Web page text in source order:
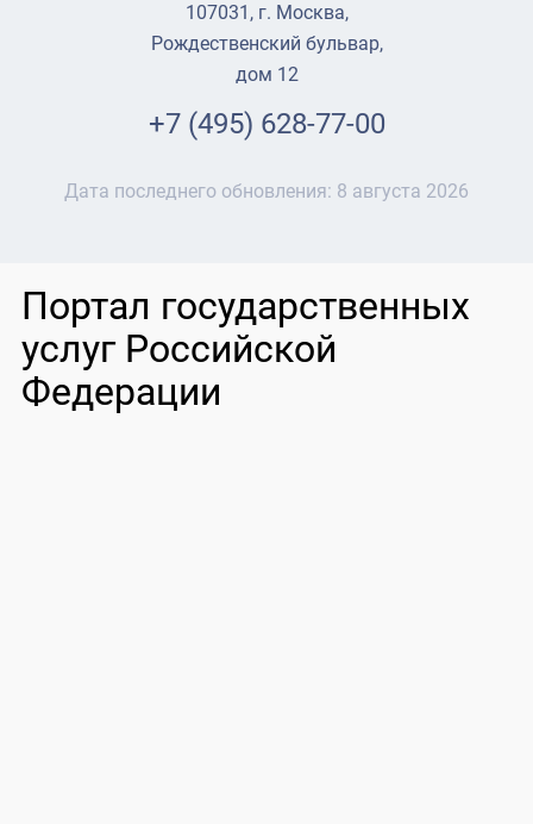
107031, г. Москва,
Рождественский бульвар,
дом 12
+7 (495) 628-77-00
Дата последнего обновления: 8 августа 2026
Портал государственных
услуг Российской
Федерации